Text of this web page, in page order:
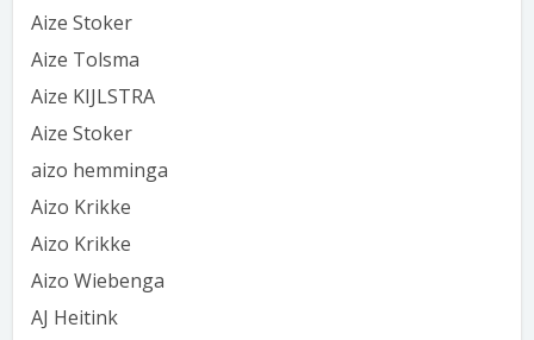
Aize Stoker
Aize Tolsma
Aize KIJLSTRA
Aize Stoker
aizo hemminga
Aizo Krikke
Aizo Krikke
Aizo Wiebenga
AJ Heitink